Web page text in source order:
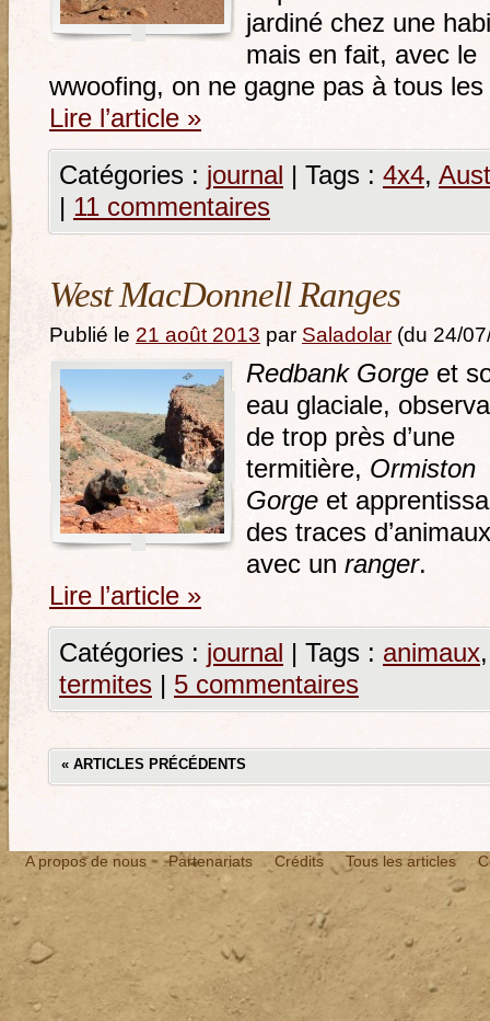
jardiné chez une
mais en fait, avec le
wwoofing, on ne gagne pas à tous
Lire l’article »
Catégories : journal | Tags : 4x4,
| 11 commentaires
West MacDonnell Ranges
Publié le 21 août 2013 par Saladolar (du 24/
Redbank Gorge et
eau glaciale,
de trop près d’une
termitière, Ormiston
Gorge et
des traces d’animaux
avec un ranger.
Lire l’article »
Catégories : journal | Tags : animaux
termites | 5 commentaires
« ARTICLES PRÉCÉDENTS
A propos de nous Partenariats Crédits Tous les articles